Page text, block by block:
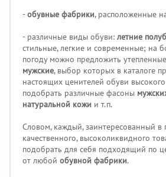
-обувные фабрики, расположенные
- различные виды обуви: летние
стильные, легкие и современные; на
погоду можно предложить утепленные
мужские, выбор которых в каталоге
настоящих ценителей обуви
подобрать различные фасоны
натуральной кожи и т.п.
Словом, каждый, заинтересованный в
качественного, высоколиквидного
подобрать для себя подходящий по
от любой обувной фабрики.